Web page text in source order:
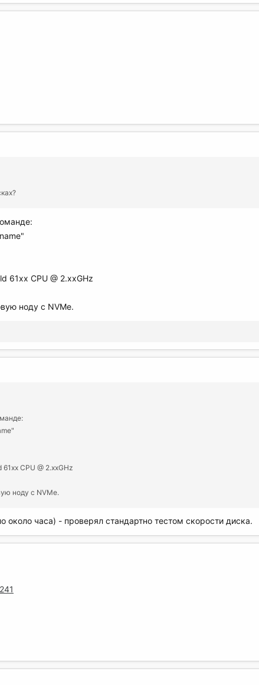
61хх CPU @ 2.ххGHz
ноду с NVMe.
CPU @ 2.ххGHz
ноду с NVMe.
около часа) - проверял стандартно тестом скорости диска.